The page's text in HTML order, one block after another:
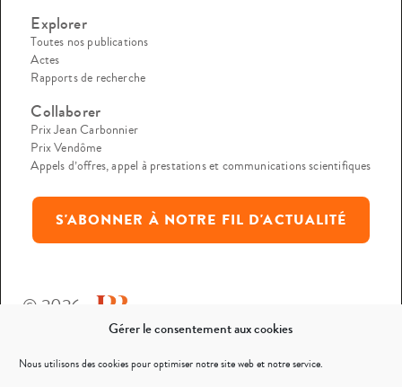
Gérer le consentement aux cookies
Nous utilisons des cookies pour optimiser notre site web et notre service.
Explorer
Toutes nos publications
Actes
Rapports de recherche
Collaborer
Prix Jean Carbonnier
Prix Vendôme
Appels d’offres, appel à prestations et communications scientifiques
S'ABONNER À NOTRE FIL D'ACTUALITÉ
© 2026